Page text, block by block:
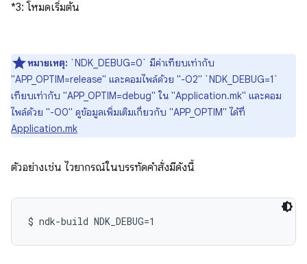
*3: โหมดเริ่มต้น
หมายเหตุ: `NDK_DEBUG=0` มีค่าเทียบเท่ากับ
"APP_OPTIM=release" และคอมไพล์ด้วย "-O2" `NDK_DEBUG=1`
เทียบเท่ากับ "APP_OPTIM=debug" ใน "Application.mk" และคอม
ไพล์ด้วย "-O0" ดูข้อมูลเพิ่มเติมเกี่ยวกับ "APP_OPTIM" ได้ที่
Application.mk
ตัวอย่างเช่น ไวยากรณ์ในบรรทัดคำสั่งมีดังนี้